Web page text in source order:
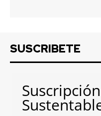
SUSCRIBETE